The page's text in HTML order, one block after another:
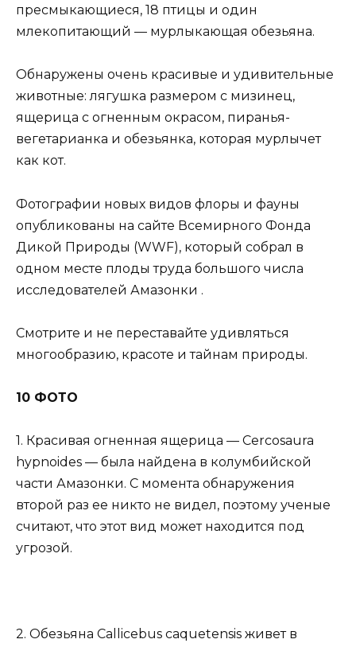
пресмыкающиеся, 18 птицы и один
млекопитающий — мурлыкающая обезьяна.
Обнаружены очень красивые и удивительные
животные: лягушка размером с мизинец,
ящерица с огненным окрасом, пиранья-
вегетарианка и обезьянка, которая мурлычет
как кот.
Фотографии новых видов флоры и фауны
опубликованы на сайте Всемирного Фонда
Дикой Природы (WWF), который собрал в
одном месте плоды труда большого числа
исследователей Амазонки .
Смотрите и не переставайте удивляться
многообразию, красоте и тайнам природы.
10 ФОТО
1. Красивая огненная ящерица — Cercosaura
hypnoides — была найдена в колумбийской
части Амазонки. С момента обнаружения
второй раз ее никто не видел, поэтому ученые
считают, что этот вид может находится под
угрозой.
2. Обезьяна Callicebus caquetensis живет в